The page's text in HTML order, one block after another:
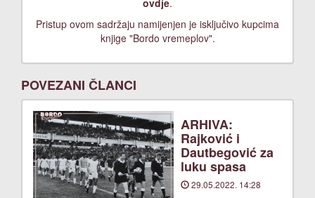
ovdje.
Pristup ovom sadržaju namijenjen je isključivo kupcima
knjige "Bordo vremeplov".
POVEZANI ČLANCI
ARHIVA:
Rajković i
Dautbegović za
luku spasa
29.05.2022. 14:28